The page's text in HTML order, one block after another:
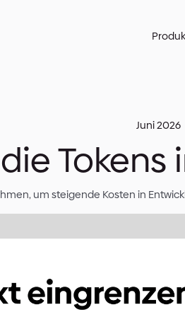
die
5 Maßnahmen, um